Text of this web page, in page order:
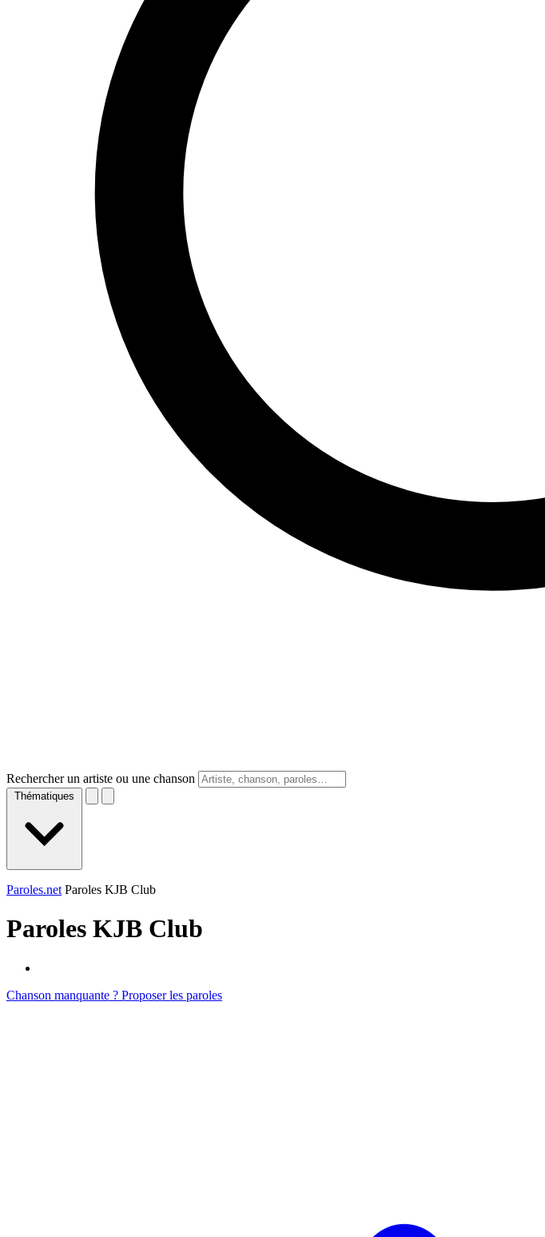
Rechercher un artiste ou une chanson
Thématiques
Paroles.net Paroles KJB Club
Paroles KJB Club
Chanson manquante ? Proposer les paroles